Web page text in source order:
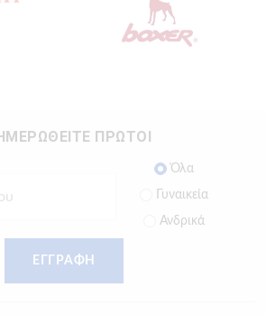
ΠΡΩΤΟΙ
Όλα
Γυναικεία
Ανδρικά
ΕΓΓΡΑΦΗ